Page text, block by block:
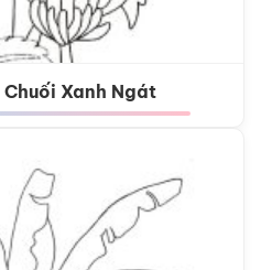
Chuối Xanh Ngát